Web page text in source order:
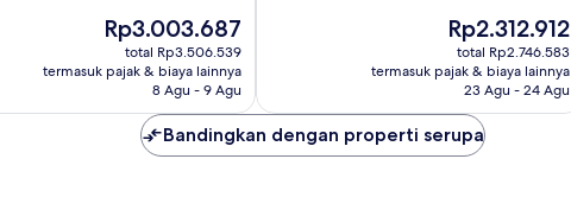
Harga
sekarang
Rp3.003.687
Rp3.003.687
total Rp3.506.539
termasuk pajak & biaya lainnya
8 Agu - 9 Agu
Harga
sekarang
Rp2.312.912
Rp2.312.912
total Rp2.746.583
termasuk pajak & biaya lainnya
23 Agu - 24 Agu
Bandingkan dengan properti serupa